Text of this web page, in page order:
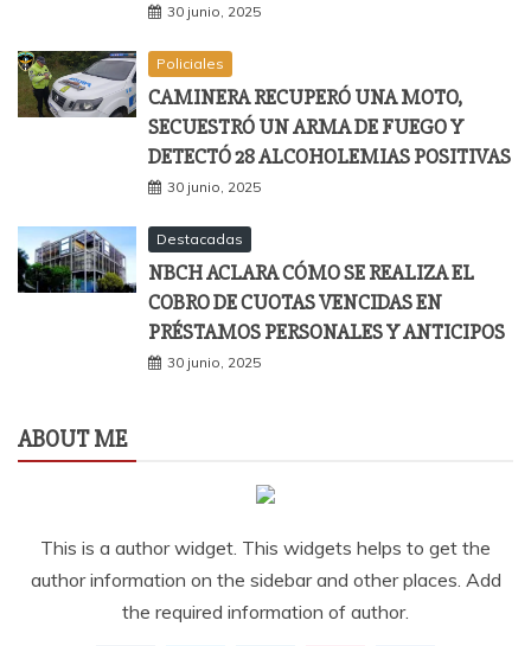
30 junio, 2025
Policiales
CAMINERA RECUPERÓ UNA MOTO,
SECUESTRÓ UN ARMA DE FUEGO Y
DETECTÓ 28 ALCOHOLEMIAS POSITIVAS
30 junio, 2025
Destacadas
NBCH ACLARA CÓMO SE REALIZA EL
COBRO DE CUOTAS VENCIDAS EN
PRÉSTAMOS PERSONALES Y ANTICIPOS
30 junio, 2025
ABOUT ME
This is a author widget. This widgets helps to get the
author information on the sidebar and other places. Add
the required information of author.